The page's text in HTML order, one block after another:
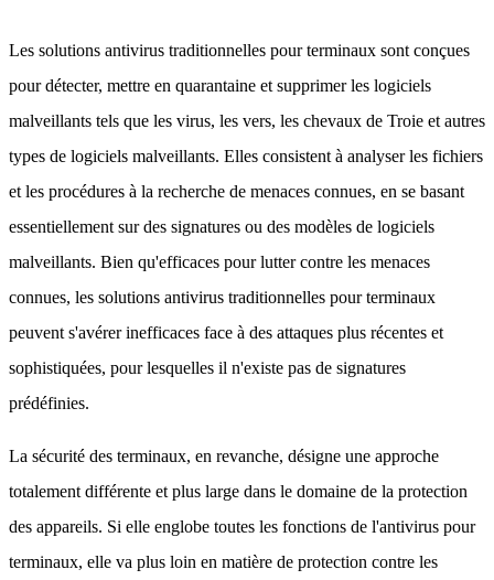
Les solutions antivirus traditionnelles pour terminaux sont conçues
pour détecter, mettre en quarantaine et supprimer les logiciels
malveillants tels que les virus, les vers, les chevaux de Troie et autres
types de logiciels malveillants. Elles consistent à analyser les fichiers
et les procédures à la recherche de menaces connues, en se basant
essentiellement sur des signatures ou des modèles de logiciels
malveillants. Bien qu'efficaces pour lutter contre les menaces
connues, les solutions antivirus traditionnelles pour terminaux
peuvent s'avérer inefficaces face à des attaques plus récentes et
sophistiquées, pour lesquelles il n'existe pas de signatures
prédéfinies.
La sécurité des terminaux, en revanche, désigne une approche
totalement différente et plus large dans le domaine de la protection
des appareils. Si elle englobe toutes les fonctions de l'antivirus pour
terminaux, elle va plus loin en matière de protection contre les